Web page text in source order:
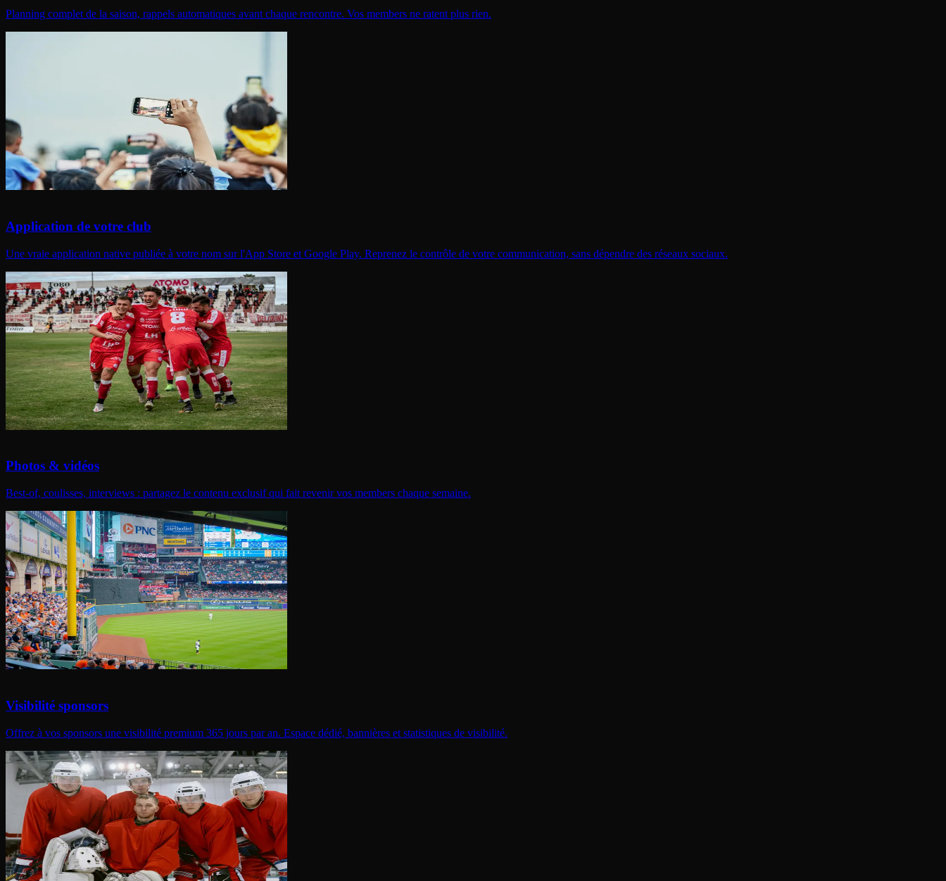
Planning complet de la saison, rappels automatiques avant chaque rencontre. Vos members ne ratent plus rien.
Application de votre club
Une vraie application native publiée à votre nom sur l'App Store et Google Play. Reprenez le contrôle de votre communication, sans dépendre des réseaux sociaux.
Photos & vidéos
Best-of, coulisses, interviews : partagez le contenu exclusif qui fait revenir vos members chaque semaine.
Visibilité sponsors
Offrez à vos sponsors une visibilité premium 365 jours par an. Espace dédié, bannières et statistiques de visibilité.